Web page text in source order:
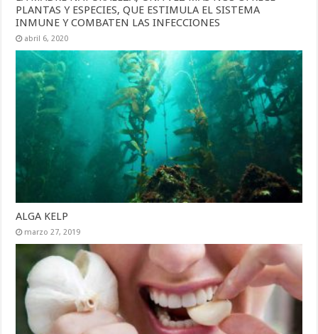
PLANTAS Y ESPECIES, QUE ESTIMULA EL SISTEMA
INMUNE Y COMBATEN LAS INFECCIONES
abril 6, 2020
ALGA KELP
marzo 27, 2019